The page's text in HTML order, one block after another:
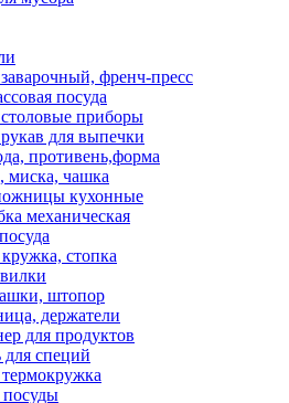
френч-пресс
посуда
приборы
для выпечки
противень,форма
миска, чашка
кухонные
механическая
стопка
штопор
держатели
для продуктов
для специй